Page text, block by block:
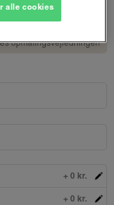
opmålingsvejledningen
+ 0 kr.
+ 0 kr.
alle cookies